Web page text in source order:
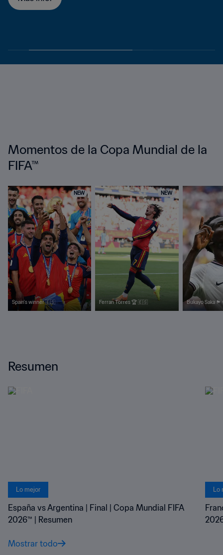
Momentos de la Copa Mundial de la
FIFA™
NEW
Spain's winner 🇪🇸
NEW
Ferran Torres 🏆 🇪🇸 Bukayo Saka 🏴󠁧󠁢󠁥󠁮󠁧󠁿
Resumen
Lo mejor
España vs Argentina | Final | Copa Mundial FIFA
2026™ | Resumen
Mostrar todo